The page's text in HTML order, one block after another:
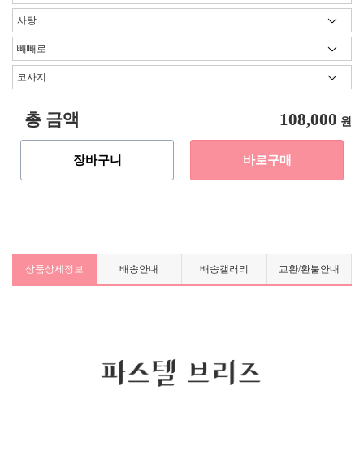
총 금액 108,000 원
장바구니 바로구매
상품상세정보 배송안내 배송갤러리 교환/환불안내